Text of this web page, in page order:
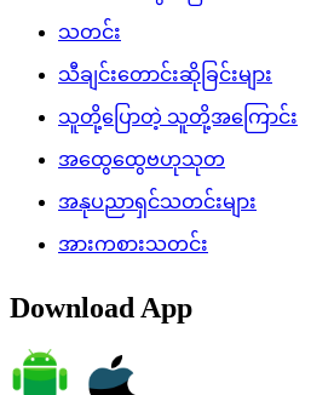
သတင်း
သီချင်းတောင်းဆိုခြင်းများ
သူတို့ပြောတဲ့ သူတို့အကြောင်း
အထွေထွေဗဟုသုတ
အနုပညာရှင်သတင်းများ
အားကစားသတင်း
Download App